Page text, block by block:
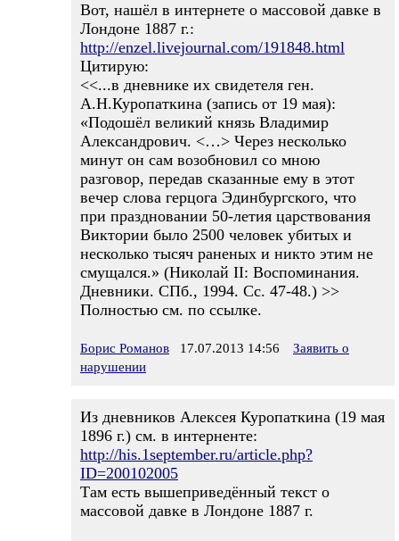
Вот, нашёл в интернете о массовой давке в
Лондоне 1887 г.:
http://enzel.livejournal.com/191848.html
Цитирую:
<<...в дневнике их свидетеля ген.
А.Н.Куропаткина (запись от 19 мая):
«Подошёл великий князь Владимир
Александрович. <…> Через несколько
минут он сам возобновил со мною
разговор, передав сказанные ему в этот
вечер слова герцога Эдинбургского, что
при праздновании 50-летия царствования
Виктории было 2500 человек убитых и
несколько тысяч раненых и никто этим не
смущался.» (Николай II: Воспоминания.
Дневники. СПб., 1994. Сс. 47-48.) >>
Полностью см. по ссылке.
Борис Романов 17.07.2013 14:56
Заявить о
нарушении
Из дневников Алексея Куропаткина (19 мая
1896 г.) см. в интерненте:
http://his.1september.ru/article.php?
ID=200102005
Там есть вышеприведённый текст о
массовой давке в Лондоне 1887 г.